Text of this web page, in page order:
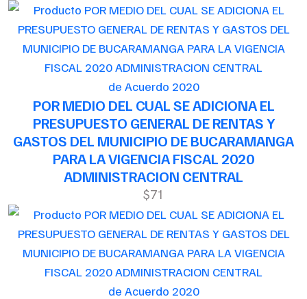
de Acuerdo 2020
POR MEDIO DEL CUAL SE ADICIONA EL
PRESUPUESTO GENERAL DE RENTAS Y
GASTOS DEL MUNICIPIO DE BUCARAMANGA
PARA LA VIGENCIA FISCAL 2020
ADMINISTRACION CENTRAL
$71
de Acuerdo 2020